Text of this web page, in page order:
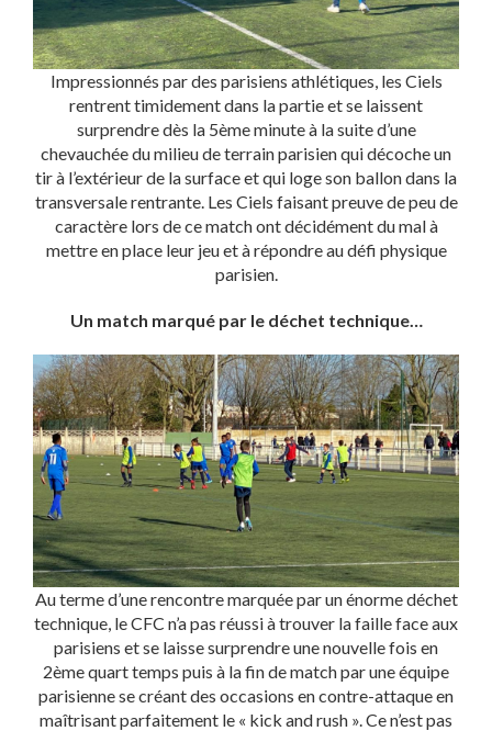
Impressionnés par des parisiens athlétiques, les Ciels
rentrent timidement dans la partie et se laissent
surprendre dès la 5ème minute à la suite d’une
chevauchée du milieu de terrain parisien qui décoche un
tir à l’extérieur de la surface et qui loge son ballon dans la
transversale rentrante. Les Ciels faisant preuve de peu de
caractère lors de ce match ont décidément du mal à
mettre en place leur jeu et à répondre au défi physique
parisien.
Un match marqué par le déchet technique…
Au terme d’une rencontre marquée par un énorme déchet
technique, le CFC n’a pas réussi à trouver la faille face aux
parisiens et se laisse surprendre une nouvelle fois en
2ème quart temps puis à la fin de match par une équipe
parisienne se créant des occasions en contre-attaque en
maîtrisant parfaitement le « kick and rush ». Ce n’est pas